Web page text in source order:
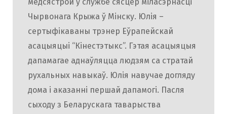
медсястрой у службе сясцёр міласэрнасці
Чырвонага Крыжа ў Мінску. Юлія –
сертыфікаваны трэнер Еўрапейскай
асацыяцыі “Кінестэтыкс”. Гэтая асацыяцыя
дапамагае аднаўляцца людзям са стратай
рухальных навыкаў. Юлія навучае догляду
дома і аказанні першай дапамогі. Пасля
сыходу з Беларускага таварыства